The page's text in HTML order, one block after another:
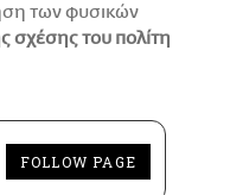
των φυσικών
σχέσης του πολίτη
FOLLOW PAGE